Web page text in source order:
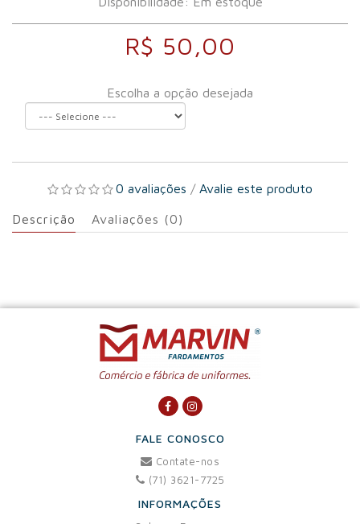
R$ 50,00
Escolha a opção desejada
0 avaliações / Avalie este produto
Descrição Avaliações (0)
FALE CONOSCO
Contate-nos
(71) 3621-7725
INFORMAÇÕES